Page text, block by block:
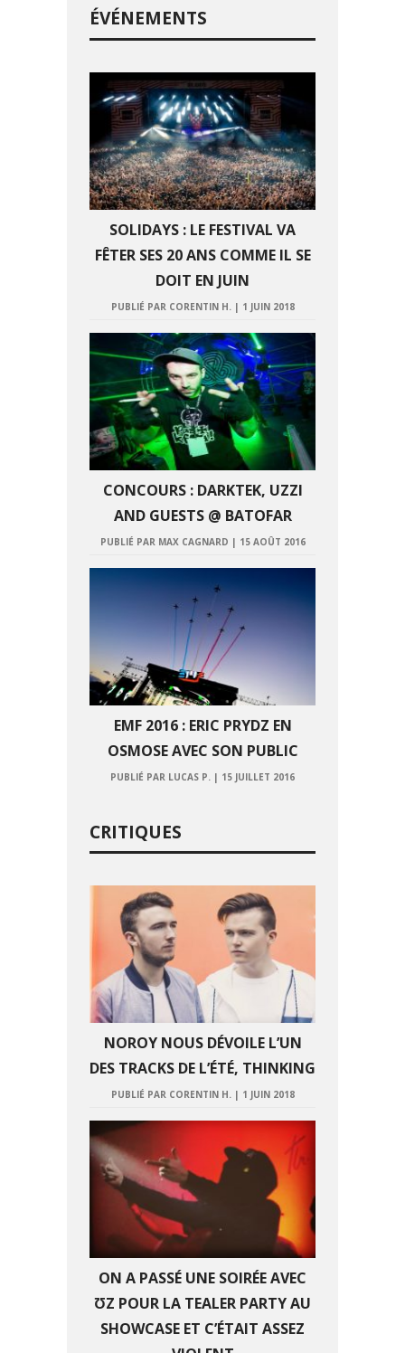
ÉVÉNEMENTS
SOLIDAYS : LE FESTIVAL VA
FÊTER SES 20 ANS COMME IL SE
DOIT EN JUIN
PUBLIÉ PAR CORENTIN H. | 1 JUIN 2018
CONCOURS : DARKTEK, UZZI
AND GUESTS @ BATOFAR
PUBLIÉ PAR MAX CAGNARD | 15 AOÛT 2016
EMF 2016 : ERIC PRYDZ EN
OSMOSE AVEC SON PUBLIC
PUBLIÉ PAR LUCAS P. | 15 JUILLET 2016
CRITIQUES
NOROY NOUS DÉVOILE L’UN
DES TRACKS DE L’ÉTÉ, THINKING
PUBLIÉ PAR CORENTIN H.| 1 JUIN 2018
ON A PASSÉ UNE SOIRÉE AVEC
ƱZ POUR LA TEALER PARTY AU
SHOWCASE ET C’ÉTAIT ASSEZ